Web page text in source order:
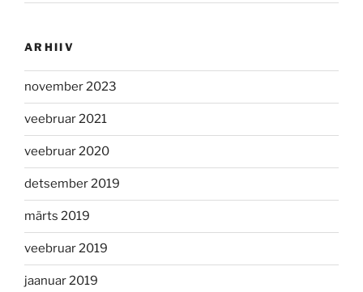
ARHIIV
november 2023
veebruar 2021
veebruar 2020
detsember 2019
märts 2019
veebruar 2019
jaanuar 2019